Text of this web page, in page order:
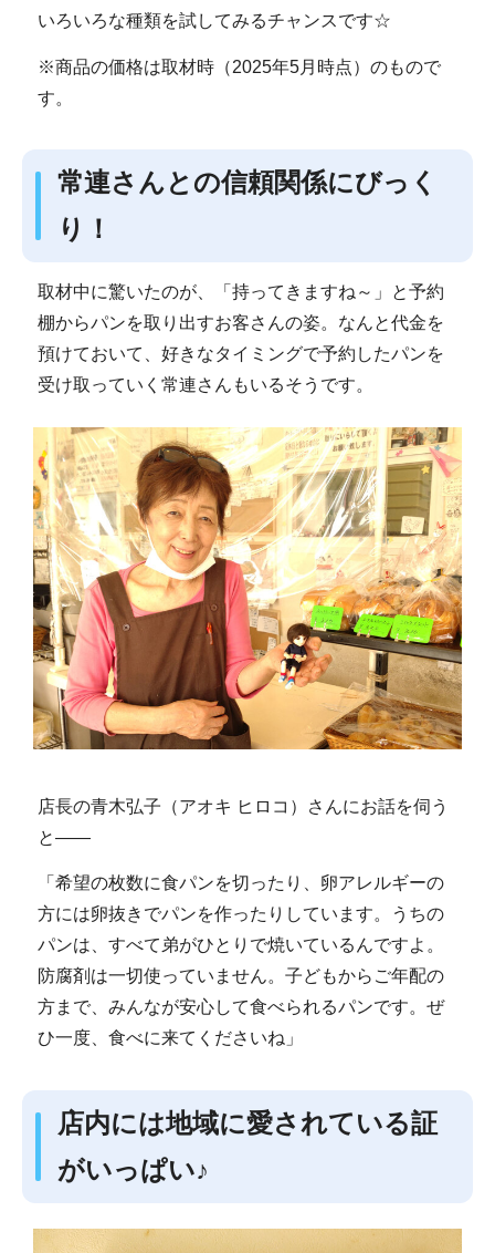
いろいろな種類を試してみるチャンスです☆
※商品の価格は取材時（2025年5月時点）のもので
す。
常連さんとの信頼関係にびっく
り！
取材中に驚いたのが、「持ってきますね～」と予約
棚からパンを取り出すお客さんの姿。なんと代金を
預けておいて、好きなタイミングで予約したパンを
受け取っていく常連さんもいるそうです。
店長の青木弘子（アオキ ヒロコ）さんにお話を伺う
と――
「希望の枚数に食パンを切ったり、卵アレルギーの
方には卵抜きでパンを作ったりしています。うちの
パンは、すべて弟がひとりで焼いているんですよ。
防腐剤は一切使っていません。子どもからご年配の
方まで、みんなが安心して食べられるパンです。ぜ
ひ一度、食べに来てくださいね」
店内には地域に愛されている証
がいっぱい♪